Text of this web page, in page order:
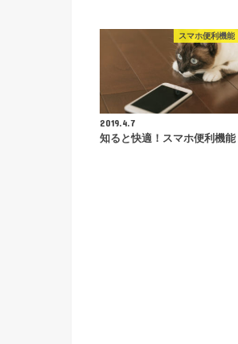
スマホ便利機能
2019.4.7
知ると快適！スマホ便利機能